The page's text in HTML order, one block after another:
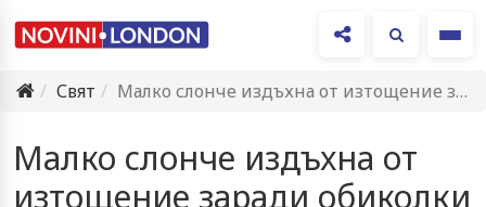
Свят
Малко слонче издъхна от изтощение заради обиколки с туристи (СНИМКИ)
Малко слонче издъхна от
изтощение заради обиколки